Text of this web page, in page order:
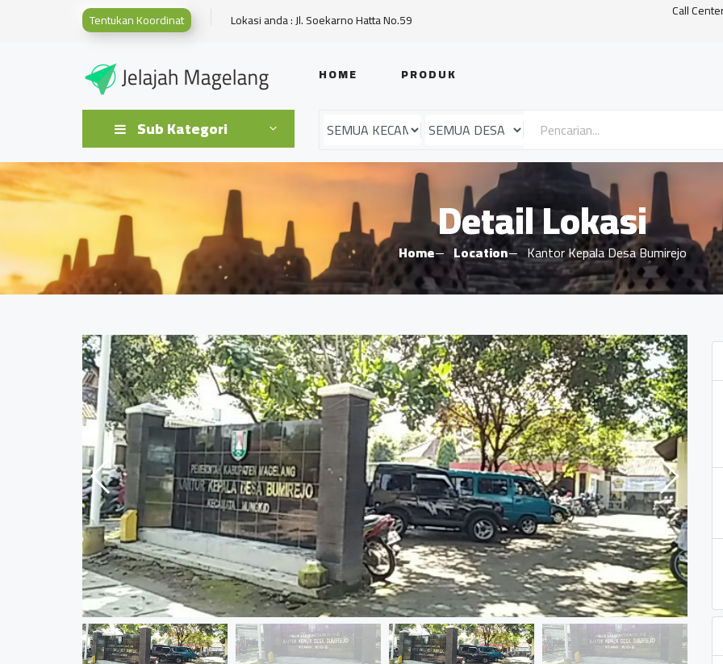
Tentukan Koordinat Lokasi anda : Jl. Soekarno Hatta No.59 Call
HOME PRODUK
Sub Kategori
Detail Lokasi
Home Location Kantor Kepala Desa Bumirejo